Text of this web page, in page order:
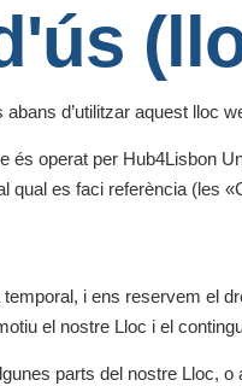
d’utilitzar aquest lloc
és operat per Hub4Lisbon
qual es faci referència (les
i ens reservem el
el nostre Lloc i el
parts del nostre Lloc, o